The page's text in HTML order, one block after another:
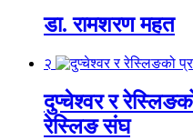
डा. रामशरण महत
२
दुप्चेश्वर र
रेस्लिङ संघ